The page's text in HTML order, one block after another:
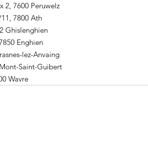
2, 7600 Peruwelz
7800 Ath
Ghislenghien
Enghien
lez-Anvaing
Saint-Guibert
Wavre